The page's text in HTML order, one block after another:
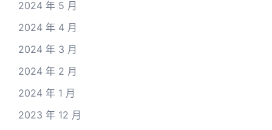
2024 年 5 月
2024 年 4 月
2024 年 3 月
2024 年 2 月
2024 年 1 月
2023 年 12 月